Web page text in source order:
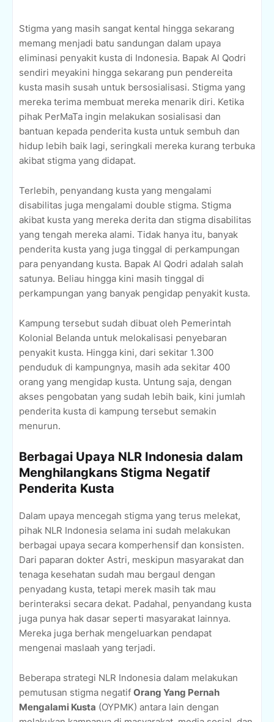
Stigma yang masih sangat kental hingga sekarang
memang menjadi batu sandungan dalam upaya
eliminasi penyakit kusta di Indonesia. Bapak Al Qodri
sendiri meyakini hingga sekarang pun pendereita
kusta masih susah untuk bersosialisasi. Stigma yang
mereka terima membuat mereka menarik diri. Ketika
pihak PerMaTa ingin melakukan sosialisasi dan
bantuan kepada penderita kusta untuk sembuh dan
hidup lebih baik lagi, seringkali mereka kurang terbuka
akibat stigma yang didapat.
Terlebih, penyandang kusta yang mengalami
disabilitas juga mengalami double stigma. Stigma
akibat kusta yang mereka derita dan stigma disabilitas
yang tengah mereka alami. Tidak hanya itu, banyak
penderita kusta yang juga tinggal di perkampungan
para penyandang kusta. Bapak Al Qodri adalah salah
satunya. Beliau hingga kini masih tinggal di
perkampungan yang banyak pengidap penyakit kusta.
Kampung tersebut sudah dibuat oleh Pemerintah
Kolonial Belanda untuk melokalisasi penyebaran
penyakit kusta. Hingga kini, dari sekitar 1.300
penduduk di kampungnya, masih ada sekitar 400
orang yang mengidap kusta. Untung saja, dengan
akses pengobatan yang sudah lebih baik, kini jumlah
penderita kusta di kampung tersebut semakin
menurun.
Berbagai Upaya NLR Indonesia dalam
Menghilangkans Stigma Negatif
Penderita Kusta
Dalam upaya mencegah stigma yang terus melekat,
pihak NLR Indonesia selama ini sudah melakukan
berbagai upaya secara komperhensif dan konsisten.
Dari paparan dokter Astri, meskipun masyarakat dan
tenaga kesehatan sudah mau bergaul dengan
penyadang kusta, tetapi merek masih tak mau
berinteraksi secara dekat. Padahal, penyandang kusta
juga punya hak dasar seperti masyarakat lainnya.
Mereka juga berhak mengeluarkan pendapat
mengenai maslaah yang terjadi.
Beberapa strategi NLR Indonesia dalam melakukan
pemutusan stigma negatif Orang Yang Pernah
Mengalami Kusta (OYPMK) antara lain dengan